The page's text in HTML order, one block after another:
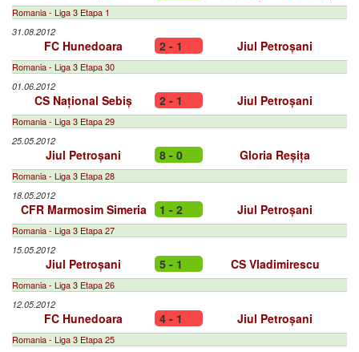
Romania - Liga 3 Etapa 1
31.08.2012
FC Hunedoara 2 - 1 Jiul Petroșani
Romania - Liga 3 Etapa 30
01.06.2012
CS Național Sebiș 2 - 1 Jiul Petroșani
Romania - Liga 3 Etapa 29
25.05.2012
Jiul Petroșani 8 - 0 Gloria Reșița
Romania - Liga 3 Etapa 28
18.05.2012
CFR Marmosim Simeria 1 - 2 Jiul Petroșani
Romania - Liga 3 Etapa 27
15.05.2012
Jiul Petroșani 5 - 1 CS Vladimirescu
Romania - Liga 3 Etapa 26
12.05.2012
FC Hunedoara 4 - 1 Jiul Petroșani
Romania - Liga 3 Etapa 25